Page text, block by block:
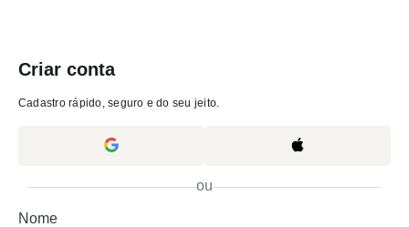
Criar conta
Cadastro rápido, seguro e do seu jeito.
ou
Nome